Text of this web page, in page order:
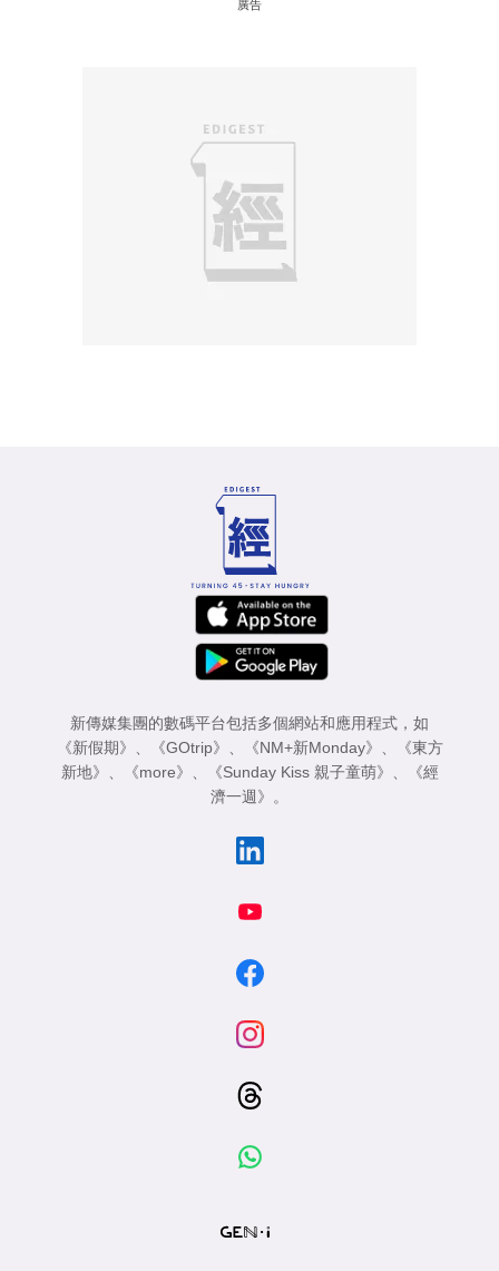
廣告
新傳媒集團的數碼平台包括多個網站和應用程式，如
《新假期》
《GOtrip》 《NM+新Monday》
《東方
新地》
《more》 《Sunday Kiss 親子童萌》
《經
濟一週》
。